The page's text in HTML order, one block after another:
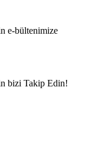
e-bültenimize
bizi Takip Edin!